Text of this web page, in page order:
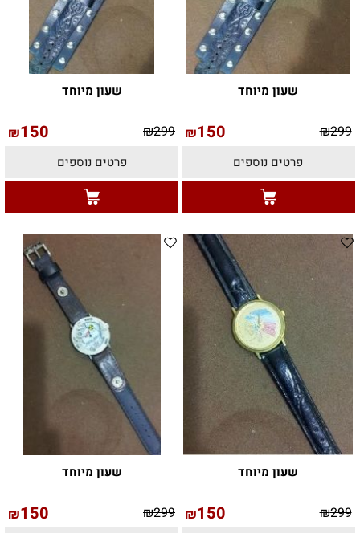
שעון מיוחד
₪299
₪150
פרטים נוספים
שעון מיוחד
₪299
₪150
פרטים נוספים
שעון מיוחד
₪299
₪150
שעון מיוחד
₪299
₪150